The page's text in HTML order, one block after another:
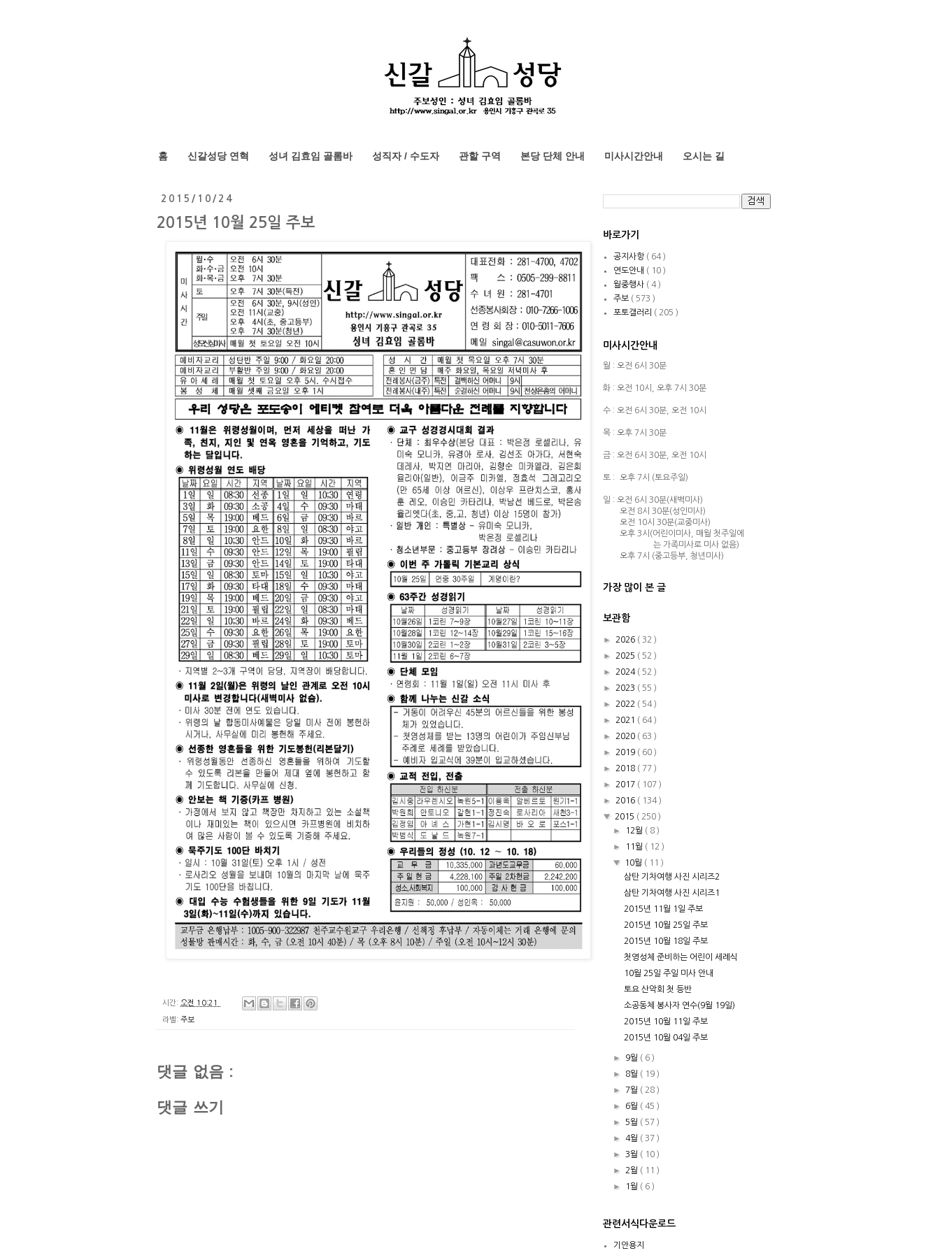
홈 신갈성당 연혁 성녀 김효임 골롬바 성직자 / 수도자 관할 구역 본당 단체 안내 미사시간안내 오시는 길
2015/10/24
2015년 10월 25일 주보
시간: 오전 10:21
라벨: 주보
댓글 없음 :
댓글 쓰기
바로가기
공지사항 ( 64 )
연도안내 ( 10 )
월중행사 ( 4 )
주보 ( 573 )
포토갤러리 ( 205 )
미사시간안내
월 : 오전 6시 30분
화 : 오전 10시, 오후 7시 30분
수 : 오전 6시 30분, 오전 10시
목 : 오후 7시 30분
금 : 오전 6시 30분, 오전 10시
토 : 오후 7시 (토요주일)
일 : 오전 6시 30분(새벽미사)
오전 8시 30분(성인미사)
오전 10시 30분(교중미사)
오후 3시(어린이미사, 매월 첫주일에
는 가족미사로 미사 없음)
오후 7시 (중고등부, 청년미사)
가장 많이 본 글
보관함
► 2026 ( 32 )
► 2025 ( 52 )
► 2024 ( 52 )
► 2023 ( 55 )
► 2022 ( 54 )
► 2021 ( 64 )
► 2020 ( 63 )
► 2019 ( 60 )
► 2018 ( 77 )
► 2017 ( 107 )
► 2016 ( 134 )
▼ 2015 ( 250 )
►
12월 ( 8 )
►
11월 ( 12 )
▼
10월 ( 11 )
삼탄 기차여행 사진 시리즈2
삼탄 기차여행 사진 시리즈1
2015년 11월 1일 주보
2015년 10월 25일 주보
2015년 10월 18일 주보
첫영성체 준비하는 어린이 세례식
10월 25일 주일 미사 안내
토요 산악회 첫 등반
소공동체 봉사자 연수(9월 19일)
2015년 10월 11일 주보
2015년 10월 04일 주보
► 9월 ( 6 )
► 8월 ( 19 )
► 7월 ( 28 )
► 6월 ( 45 )
► 5월 ( 57 )
►4월 ( 37 )
► 3월 ( 10 )
► 2월 ( 11 )
►
1월 ( 6 )
관련서식다운로드
기안용지